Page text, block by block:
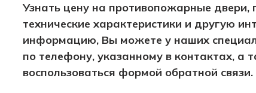
Узнать цену на противопожарные двери,
технические характеристики и другую
информацию, Вы можете у наших
по телефону, указанному в контактах, а
воспользоваться формой обратной связи.